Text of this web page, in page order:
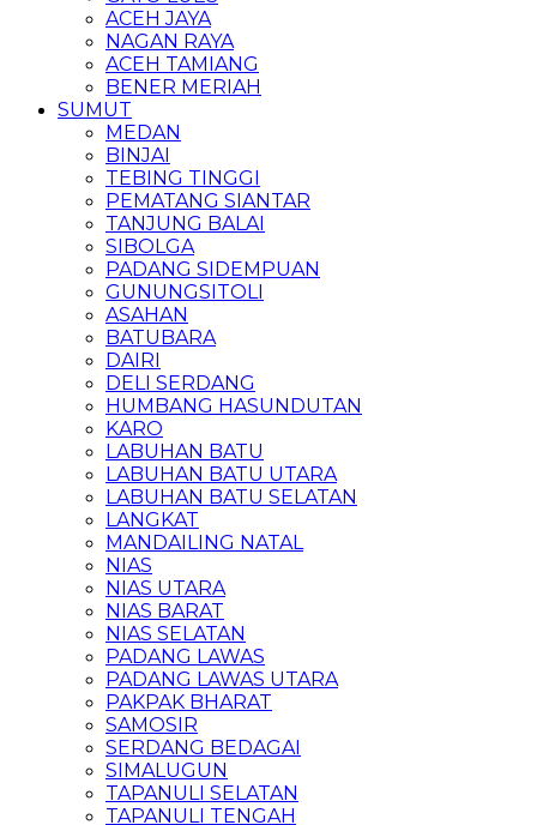
ACEH JAYA
NAGAN RAYA
ACEH TAMIANG
BENER MERIAH
SUMUT
MEDAN
BINJAI
TEBING TINGGI
PEMATANG SIANTAR
TANJUNG BALAI
SIBOLGA
PADANG SIDEMPUAN
GUNUNGSITOLI
ASAHAN
BATUBARA
DAIRI
DELI SERDANG
HUMBANG HASUNDUTAN
KARO
LABUHAN BATU
LABUHAN BATU UTARA
LABUHAN BATU SELATAN
LANGKAT
MANDAILING NATAL
NIAS
NIAS UTARA
NIAS BARAT
NIAS SELATAN
PADANG LAWAS
PADANG LAWAS UTARA
PAKPAK BHARAT
SAMOSIR
SERDANG BEDAGAI
SIMALUGUN
TAPANULI SELATAN
TAPANULI TENGAH